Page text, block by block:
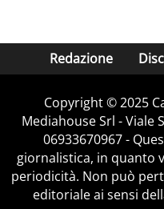
Redazione
Copyright © 2025
Mediahouse Srl - Viale
06933670967 -
giornalistica, in quanto
periodicità. Non può
editoriale ai sensi